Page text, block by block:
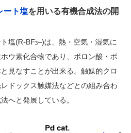
ート塩を用いる有機合成法の開
塩(R-BF3–)は、熱・空気・湿気に
ウ素化合物であり、ボロン酸・ボ
見なすことが出来る。触媒的クロ
ドックス触媒法などとの組み合わ
へと発展している。